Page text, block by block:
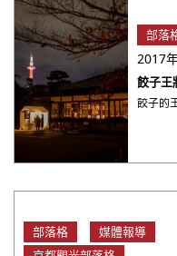
部落
2017
餃子王
部落格
媒體報導